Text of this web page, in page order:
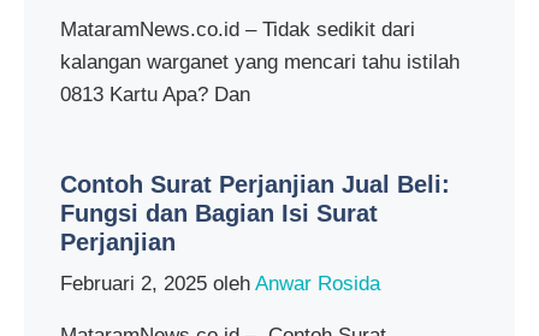
MataramNews.co.id – Tidak sedikit dari
kalangan warganet yang mencari tahu istilah
0813 Kartu Apa? Dan
Contoh Surat Perjanjian Jual Beli:
Fungsi dan Bagian Isi Surat
Perjanjian
Februari 2, 2025 oleh Anwar Rosida